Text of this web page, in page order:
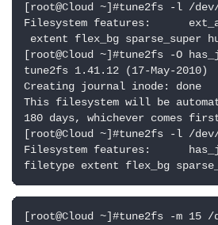
[root@Cloud ~]#tune2fs -l /
Filesystem features:
extent flex_bg sparse_super
[root@Cloud ~]#tune2fs -O
tune2fs 1.41.12 (17-May-2010)
Creating journal inode: done
This filesystem will be
180 days, whichever comes
[root@Cloud ~]#tune2fs -l /
Filesystem features:
filetype extent flex_bg
[root@Cloud ~]#tune2fs -m 15 /